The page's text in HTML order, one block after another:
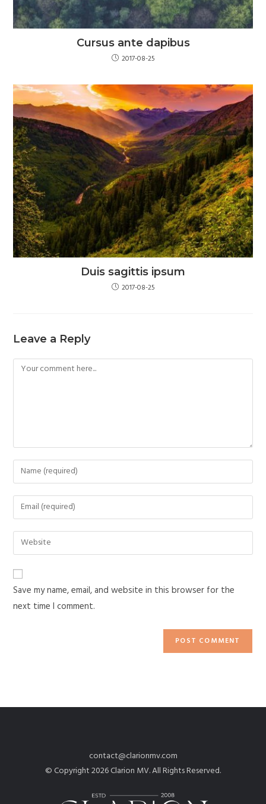
Cursus ante dapibus
2017-08-25
Duis sagittis ipsum
2017-08-25
Leave a Reply
Save my name, email, and website in this browser for the
next time I comment.
contact@clarionmv.com
© Copyright 2026 Clarion MV. All Rights Reserved.